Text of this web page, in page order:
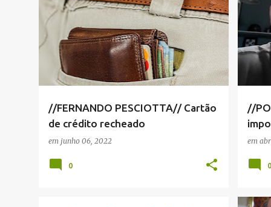
//FERNANDO PESCIOTTA// Cartão
de crédito recheado
em junho 06, 2022
NOTÍCIAS SERRA NEGRA +
VIVA! SERRA NEGRA
0
//
em
0